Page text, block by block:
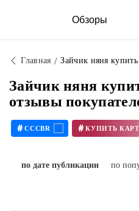
Обзоры
Главная Зайчик няня купить
Зайчик няня
отзывы
# CCCBR #
по дате публикации по